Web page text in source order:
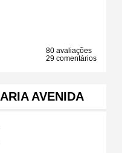
80 avaliações
29 comentários
AVENIDA